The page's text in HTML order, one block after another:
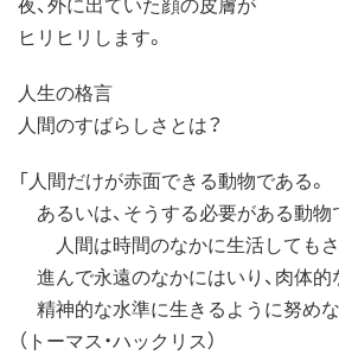
ヒリヒリします。
人生の格言
人間のすばらしさとは？
「人間だけが赤面できる動物である。
あるいは、そうする必要がある動物
人間は時間のなかに生活しても
進んで永遠のなかにはいり、肉体
精神的な水準に生きるように努めな
（トーマス・ハックリス）